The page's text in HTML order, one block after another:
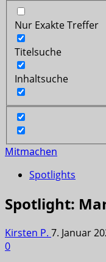
Nur Exakte Treffer
Titelsuche
Inhaltsuche
Mitmachen
Spotlights
Spotlight:
Kirsten P. 7. Januar
0